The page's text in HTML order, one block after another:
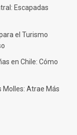
Escapadas
el Turismo
en Chile: Cómo
Molles: Atrae Más